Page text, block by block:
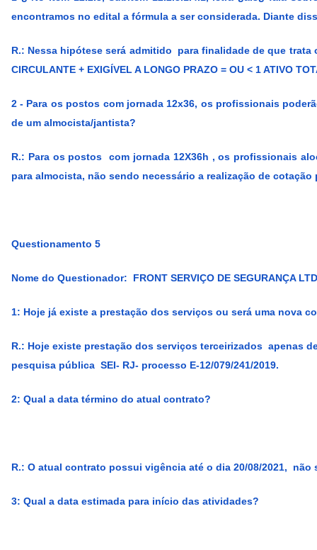
encontramos no edital a fórmula a ser considerada. Diante
R.: Nessa hipótese será admitido para finalidade de que trata o
CIRCULANTE + EXIGÍVEL A LONGO PRAZO = OU < 1
2 - Para os postos com jornada 12x36, os profissionais
de um almocista/jantista?
R.: Para os postos com jornada 12X36h , os profissionais
para almocista, não sendo necessário a realização de
Questionamento 5
Nome do Questionador: FRONT SERVIÇO DE SEGURANÇA
1: Hoje já existe a prestação dos serviços ou será uma nova
R.: Hoje existe prestação dos serviços terceirizados apenas
pesquisa pública SEI- RJ- processo E-12/079/241/2019.
2: Qual a data término do atual contrato?
R.: O atual contrato possui vigência até o dia 20/08/2021,
3: Qual a data estimada para início das atividades?